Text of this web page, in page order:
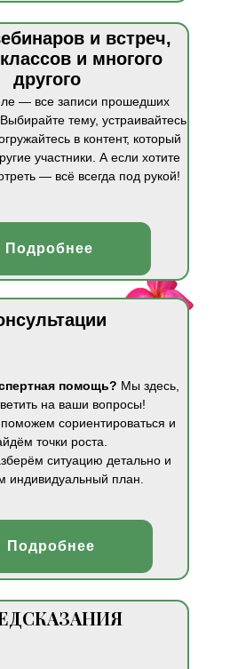
Подробнее
Подробнее
и встреч,
и многого
другого
— все записи прошедших
тему, устраивайтесь
в контент, который
участники. А если хотите
— всё всегда под рукой!
помощь? Мы здесь,
на ваши вопросы!
сориентироваться и
точки роста.
ситуацию детально и
индивидуальный план.